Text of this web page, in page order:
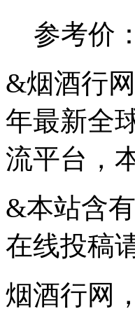
参考价
&烟酒行
年最新全
流平台，
&本站含
在线投稿
烟酒行网